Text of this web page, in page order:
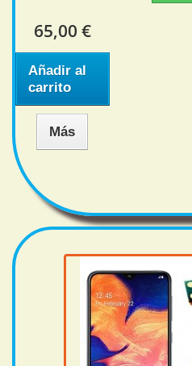
65,00 €
Añadir al
carrito
Más